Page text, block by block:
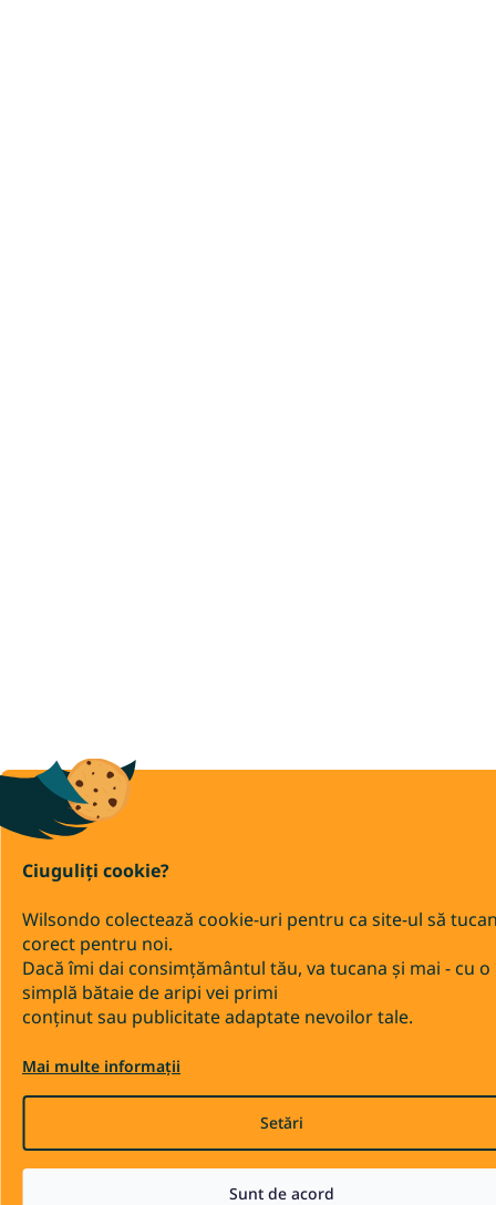
Ciuguliți cookie?
Wilsondo colectează cookie-uri pentru ca site-ul să
corect pentru noi.
Dacă îmi dai consimțământul tău, va tucana și mai - cu o
simplă bătaie de aripi vei primi
conținut sau publicitate adaptate nevoilor tale.
Mai multe informații
Setări
Sunt de acord